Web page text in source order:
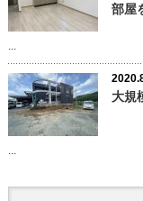
部屋
大規